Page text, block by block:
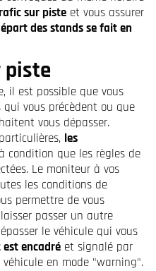
sur piste et vous assurer
des stands se fait en
piste
il est possible que vous
vous précèdent ou que
vous dépasser.
les
à condition que les règles de
Le moniteur à vos
les conditions de
permettre de vous
passer un autre
le véhicule qui vous
est encadré et signalé par
en mode "warning".